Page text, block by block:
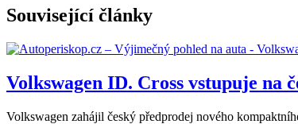
Související články
Volkswagen ID. Cross vstupuje na
Volkswagen zahájil český předprodej nového